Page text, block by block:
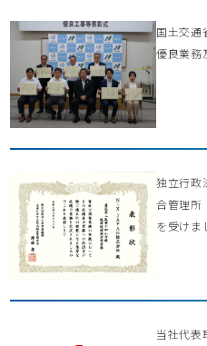
国土交通
優良業務
独立行政
合管理
を受けま
当社代表